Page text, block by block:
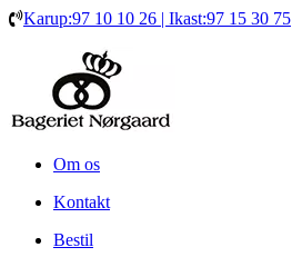
Karup:97 10 10 26 | Ikast:97 15 30 75
Om os
Kontakt
Bestil